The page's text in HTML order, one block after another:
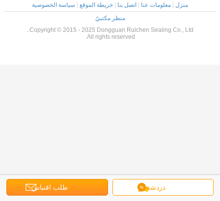
دردشة طلب اقتباس
منزل معلومات عنا اتصل بنا خريطة الموقع
سياسة الخصوصية
منظر مكتبيّ
Copyright © 2015 - 2025 Dongguan Ruichen Sealing Co., Ltd..
All rights reserved.